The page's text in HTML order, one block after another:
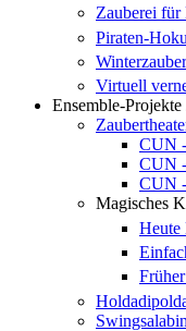
Zauberei für
Piraten-
Winterzauber
Virtuell
Ensemble-
CUN
CUN
CUN
Magisches
Heute